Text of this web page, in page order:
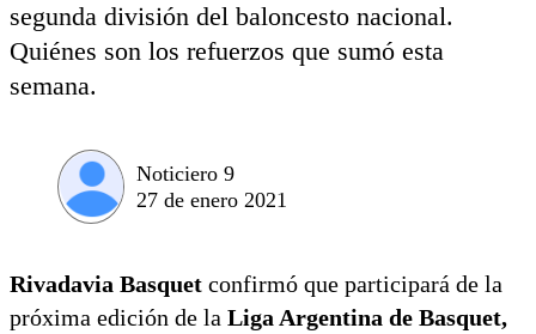
segunda división del baloncesto nacional.
Quiénes son los refuerzos que sumó esta
semana.
Noticiero 9
27 de enero 2021
Rivadavia Basquet confirmó que participará de la
próxima edición de la Liga Argentina de Basquet,